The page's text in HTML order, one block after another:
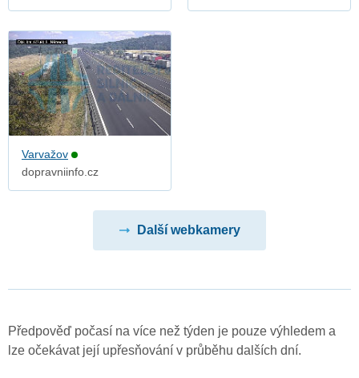
Varvažov
dopravniinfo.cz
Další webkamery
Předpověď počasí na více než týden je pouze výhledem a
lze očekávat její upřesňování v průběhu dalších dní.